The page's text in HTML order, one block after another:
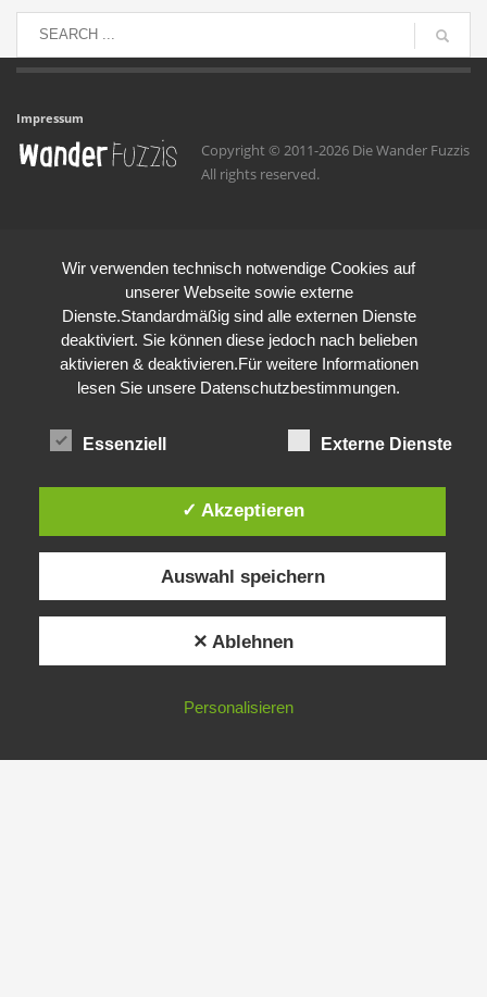
Impressum
Copyright © 2011-2026 Die Wander Fuzzis
All rights reserved.
Wir verwenden technisch notwendige Cookies auf
unserer Webseite sowie externe
Dienste.Standardmäßig sind alle externen Dienste
deaktiviert. Sie können diese jedoch nach belieben
aktivieren & deaktivieren.Für weitere Informationen
lesen Sie unsere Datenschutzbestimmungen.
Essenziell Externe Dienste
✓ Akzeptieren
Auswahl speichern
✕ Ablehnen
Personalisieren